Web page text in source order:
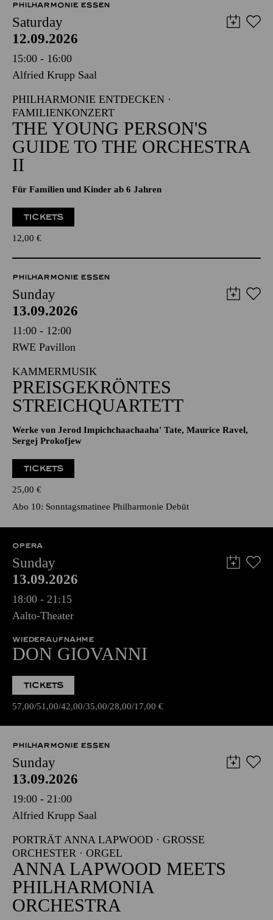
PHILHARMONIE ESSEN
Saturday
12.09.2026
15:00 - 16:00
Alfried Krupp Saal
PHILHARMONIE ENTDECKEN ·
FAMILIENKONZERT
THE YOUNG PERSON'S
GUIDE TO THE ORCHESTRA
II
Für Familien und Kinder ab 6 Jahren
TICKETS
12,00 €
PHILHARMONIE ESSEN
Sunday
13.09.2026
11:00 - 12:00
RWE Pavillon
KAMMERMUSIK
PREISGEKRÖNTES
STREICHQUARTETT
Werke von Jerod Impichchaachaaha' Tate, Maurice Ravel,
Sergej Prokofjew
TICKETS
25,00 €
Abo 10: Sonntagsmatinee Philharmonie Debüt
OPERA
Sunday
13.09.2026
18:00 - 21:15
Aalto-Theater
WIEDERAUFNAHME
DON GIOVANNI
TICKETS
57,00 51,00 42,00 35,00 28,00 17,00 €
PHILHARMONIE ESSEN
Sunday
13.09.2026
19:00 - 21:00
Alfried Krupp Saal
PORTRÄT ANNA LAPWOOD · GROSSE O
RCHESTER · ORGEL
ANNA LAPWOOD MEETS
PHILHARMONIA
ORCHESTRA